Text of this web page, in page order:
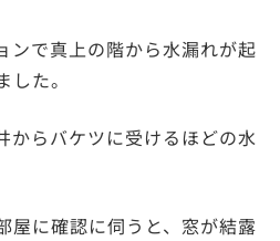
ンで真上の階から水漏れが起
た。
からバケツに受けるほどの水
屋に確認に伺うと、窓が結露